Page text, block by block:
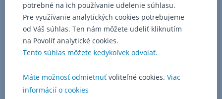
potrebné na ich používanie udelenie súhlasu.
Pre využívanie analytických cookies potrebujeme
od Váš súhlas. Ten nám môžete udeliť kliknutím
na Povoliť analytické cookies.
Tento súhlas môžete kedykoľvek odvolať.
Máte možnosť odmietnuť voliteľné cookies. Viac
informácií o cookies